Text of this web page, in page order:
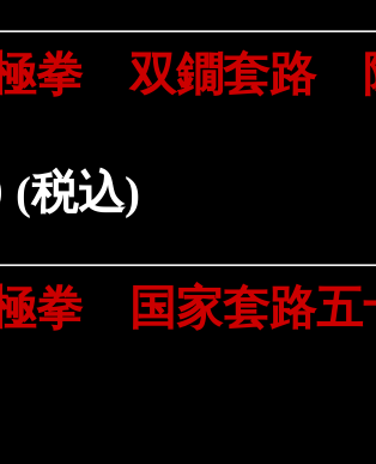
極拳 双鐗套
(税込)
極拳 国家套